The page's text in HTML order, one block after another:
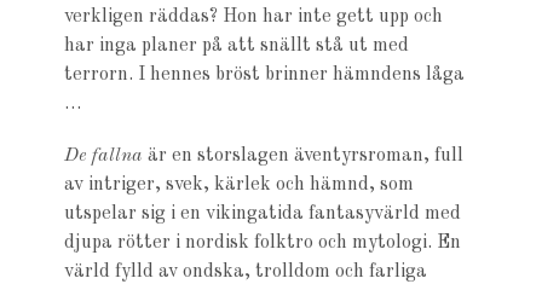
verkligen räddas? Hon har inte gett upp och
har inga planer på att snällt stå ut med
terrorn. I hennes bröst brinner hämndens låga
…
De fallna är en storslagen äventyrsroman, full
av intriger, svek, kärlek och hämnd, som
utspelar sig i en vikingatida fantasyvärld med
djupa rötter i nordisk folktro och mytologi. En
värld fylld av ondska, trolldom och farliga